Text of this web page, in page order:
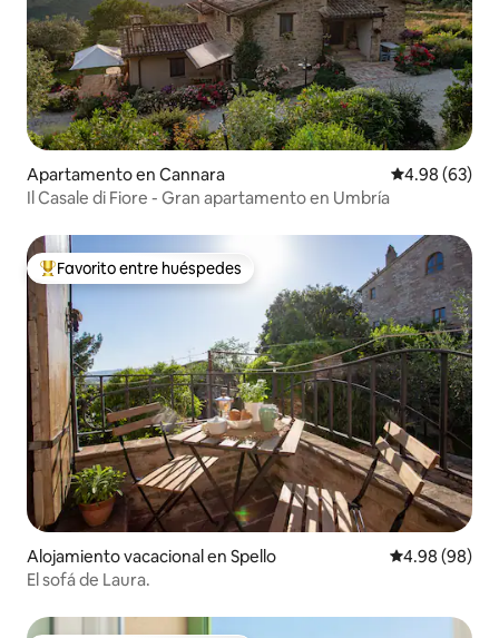
Apartamento en Cannara Calificación
4.98 (63)
Il Casale di Fiore - Gran apartamento en Umbría
Favorito entre huéspedes preferido
Favorito entre huéspedes
Alojamiento vacacional en Spello Calificación
4.98 (98)
El sofá de Laura.